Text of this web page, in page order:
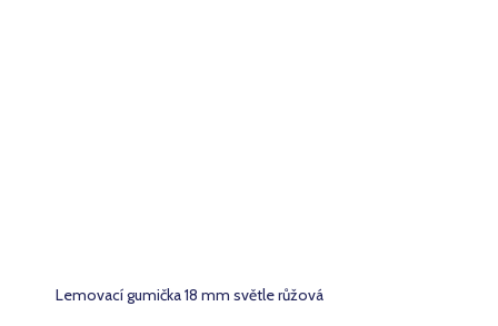
Lemovací gumička 18 mm světle růžová